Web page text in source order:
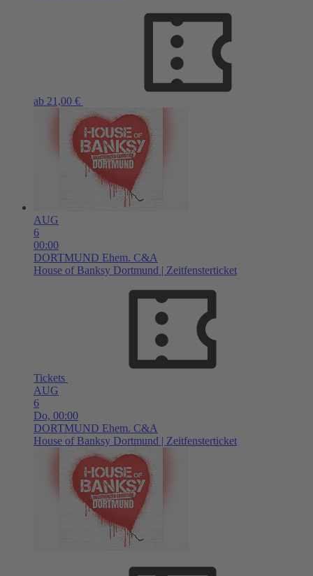
ab 21,00 €
AUG
6
00:00
DORTMUND Ehem. C&A
House of Banksy Dortmund | Zeitfensterticket
Tickets
AUG
6
Do, 00:00
DORTMUND Ehem. C&A
House of Banksy Dortmund | Zeitfensterticket